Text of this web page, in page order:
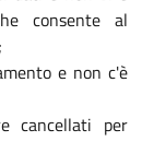
consente al
e non c'è
cancellati per